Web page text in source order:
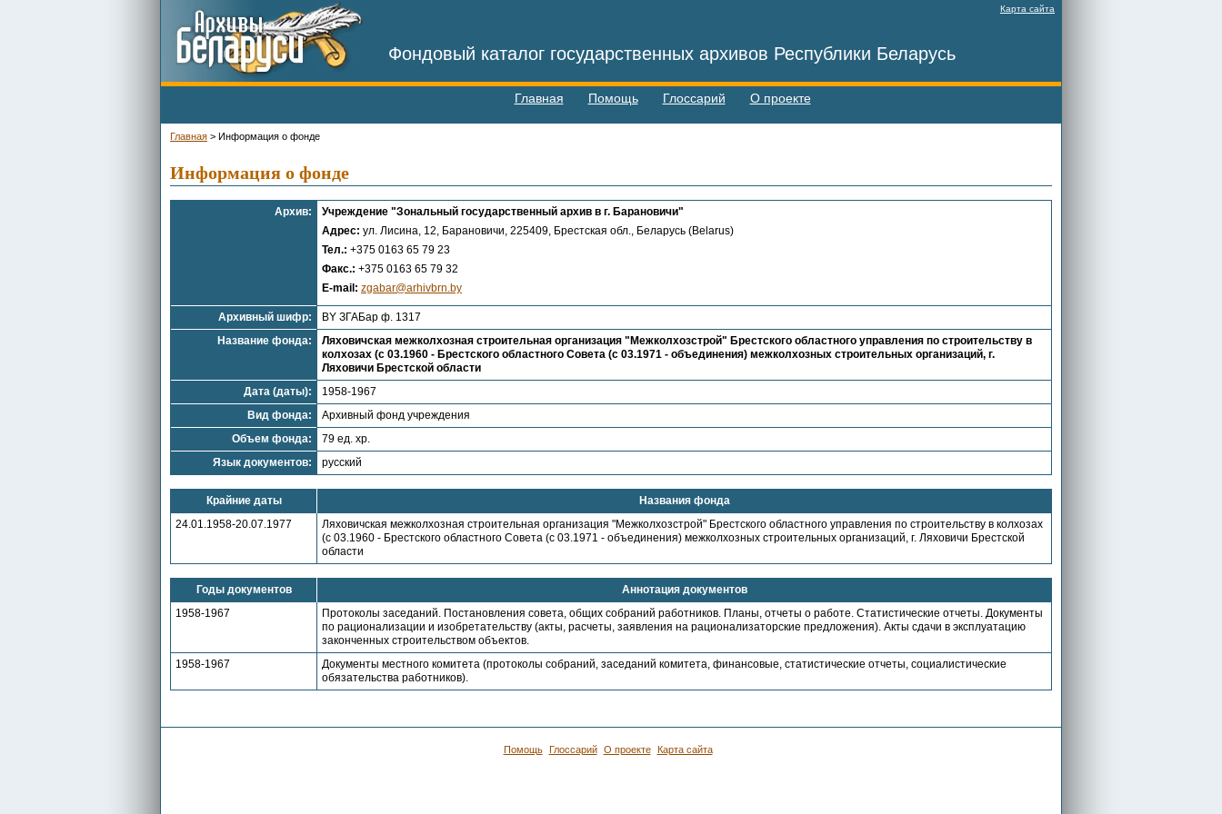
Карта сайта
Фондовый каталог государственных архивов Республики Беларусь
Главная Помощь Глоссарий О проекте
Главная > Информация о фонде
Информация о фонде
Архив:
Учреждение "Зональный государственный архив в г. Барановичи"
Адрес: ул. Лисина, 12, Барановичи, 225409, Брестская обл., Беларусь (Belarus)
Тел.: +375 0163 65 79 23
Факс.: +375 0163 65 79 32
E-mail: zgabar@arhivbrn.by
Архивный шифр:
BY ЗГАБар ф. 1317
Название фонда:
Ляховичская межколхозная строительная организация "Межколхозстрой" Брестского областного управления по строительству в
колхозах (с 03.1960 - Брестского областного Совета (с 03.1971 - объединения) межколхозных строительных организаций, г.
Ляховичи Брестской области
Дата (даты):
1958-1967
Вид фонда:
Архивный фонд учреждения
Объем фонда:
79 ед. хр.
Язык документов:
русский
Крайние даты
Названия фонда
24.01.1958-20.07.1977
Ляховичская межколхозная строительная организация "Межколхозстрой" Брестского областного управления по строительству в колхозах
(с 03.1960 - Брестского областного Совета (с 03.1971 - объединения) межколхозных строительных организаций, г. Ляховичи Брестской
области
Годы документов
Аннотация документов
1958-1967
Протоколы заседаний. Постановления совета, общих собраний работников. Планы, отчеты о работе. Статистические отчеты. Документы
по рационализации и изобретательству (акты, расчеты, заявления на рационализаторские предложения). Акты сдачи в эксплуатацию
законченных строительством объектов.
1958-1967
Документы местного комитета (протоколы собраний, заседаний комитета, финансовые, статистические отчеты, социалистические
обязательства работников).
Помощь Глоссарий О проекте Карта сайта